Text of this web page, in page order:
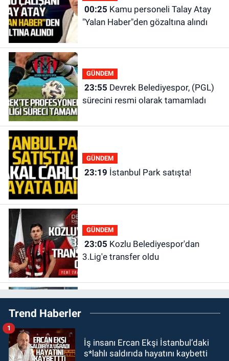
00:25
"Yalan Haber"den gözaltına alındı
GÜNDEM
23:55
sürecini resmi olarak tamamladı
GÜNDEM
23:19 İstanbul Park satışta!
GÜNDEM
23:05
3.Lig'e transfer oldu
etkinliğe ev sahipliği yaptı
Trend Haberler
İş insanı Ercan Ekşi İstanbul’daki
s*lahlı saldırıda hayatını kaybetti
1